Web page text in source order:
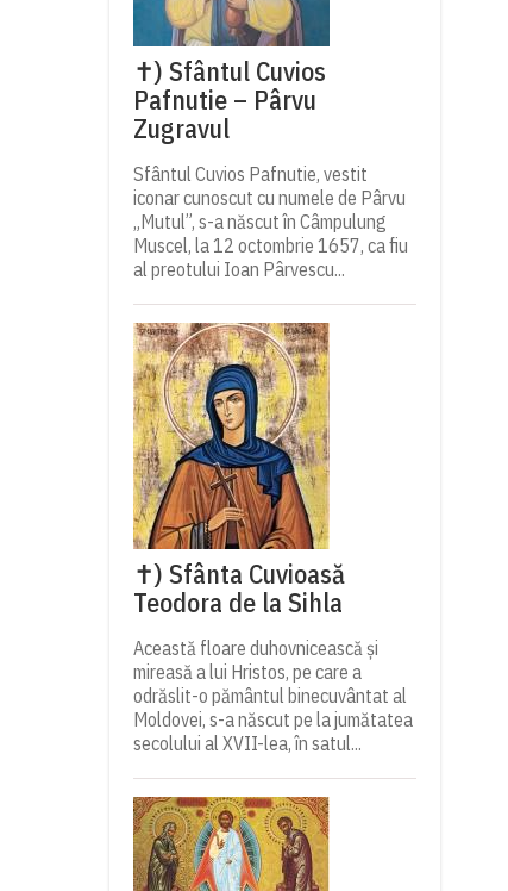
✝) Sfântul Cuvios
Pafnutie – Pârvu
Zugravul
Sfântul Cuvios Pafnutie, vestit
iconar cunoscut cu numele de Pârvu
„Mutul”, s-a născut în Câmpulung
Muscel, la 12 octombrie 1657, ca fiu
al preotului Ioan Pârvescu...
✝) Sfânta Cuvioasă
Teodora de la Sihla
Această floare duhovnicească și
mireasă a lui Hristos, pe care a
odrăslit-o pământul binecuvântat al
Moldovei, s-a născut pe la jumătatea
secolului al XVII-lea, în satul...